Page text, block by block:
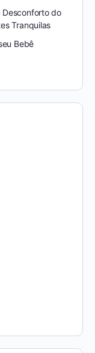
Desconforto do
Tranquilas
Bebê